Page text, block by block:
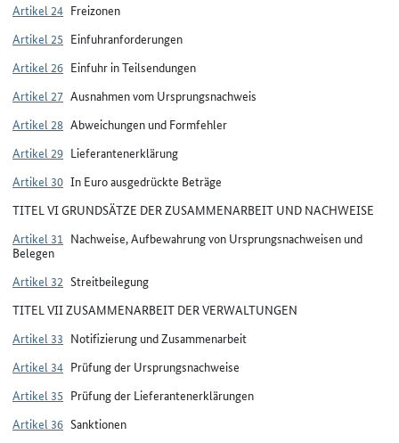
Artikel 24 Freizonen
Artikel 25 Einfuhranforderungen
Artikel 26 Einfuhr in Teilsendungen
Artikel 27 Ausnahmen vom Ursprungsnachweis
Artikel 28 Abweichungen und Formfehler
Artikel 29 Lieferantenerklärung
Artikel 30 In Euro ausgedrückte Beträge
TITEL VI GRUNDSÄTZE DER ZUSAMMENARBEIT UND NACHWEISE
Artikel 31 Nachweise, Aufbewahrung von Ursprungsnachweisen und
Belegen
Artikel 32 Streitbeilegung
TITEL VII ZUSAMMENARBEIT DER VERWALTUNGEN
Artikel 33 Notifizierung und Zusammenarbeit
Artikel 34 Prüfung der Ursprungsnachweise
Artikel 35 Prüfung der Lieferantenerklärungen
Artikel 36 Sanktionen